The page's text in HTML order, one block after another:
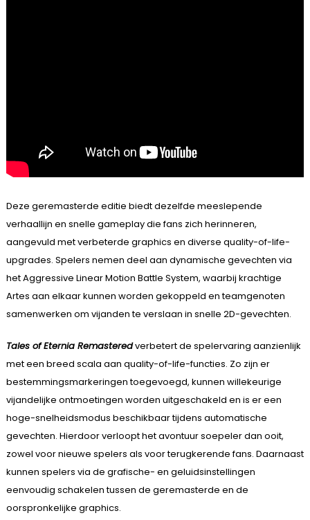
Deze geremasterde editie biedt dezelfde meeslepende
verhaallijn en snelle gameplay die fans zich herinneren,
aangevuld met verbeterde graphics en diverse quality-of-life-
upgrades. Spelers nemen deel aan dynamische gevechten via
het Aggressive Linear Motion Battle System, waarbij krachtige
Artes aan elkaar kunnen worden gekoppeld en teamgenoten
samenwerken om vijanden te verslaan in snelle 2D-gevechten.
Tales of Eternia Remasteredverbetert de spelervaring aanzienlijk
met een breed scala aan quality-of-life-functies. Zo zijn er
bestemmingsmarkeringen toegevoegd, kunnen willekeurige
vijandelijke ontmoetingen worden uitgeschakeld en is er een
hoge-snelheidsmodus beschikbaar tijdens automatische
gevechten. Hierdoor verloopt het avontuur soepeler dan ooit,
zowel voor nieuwe spelers als voor terugkerende fans. Daarnaast
kunnen spelers via de grafische- en geluidsinstellingen
eenvoudig schakelen tussen de geremasterde en de
oorspronkelijke graphics.